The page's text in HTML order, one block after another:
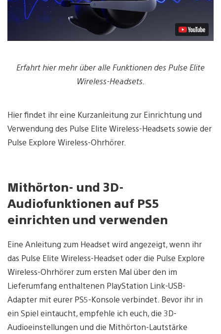
Erfahrt hier mehr über alle Funktionen des Pulse Elite
Wireless-Headsets.
Hier findet ihr eine Kurzanleitung zur Einrichtung und
Verwendung des Pulse Elite Wireless-Headsets sowie der
Pulse Explore Wireless-Ohrhörer.
Mithörton- und 3D-
Audiofunktionen auf PS5
einrichten und verwenden
Eine Anleitung zum Headset wird angezeigt, wenn ihr
das Pulse Elite Wireless-Headset oder die Pulse Explore
Wireless-Ohrhörer zum ersten Mal über den im
Lieferumfang enthaltenen PlayStation Link-USB-
Adapter mit eurer PS5-Konsole verbindet. Bevor ihr in
ein Spiel eintaucht, empfehle ich euch, die 3D-
Audioeinstellungen und die Mithörton-Lautstärke